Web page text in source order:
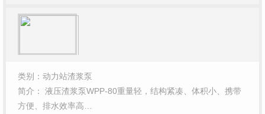
类别：动力站渣浆泵
简介： 液压渣浆泵WPP-80重量轻，结构紧凑、体积小、携带
方便、排水效率高…